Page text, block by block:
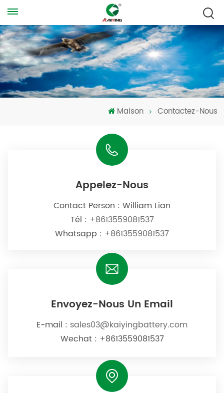
Maison Contactez-Nous
Appelez-Nous
Contact Person : William Lian
Tél : +8613559081537
Whatsapp : +8613559081537
Envoyez-Nous Un Email
E-mail : sales03@kaiyingbattery.com
Wechat : +8613559081537